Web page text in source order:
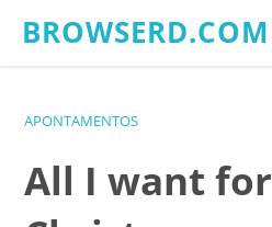
BROWSERD.COM
APONTAMENTOS
All I want for